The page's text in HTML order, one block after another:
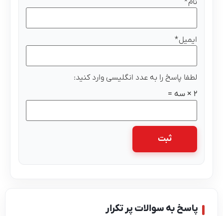
لطفا پاسخ را به عدد انگلیسی وارد کنید:
به سوالات پر تکرار